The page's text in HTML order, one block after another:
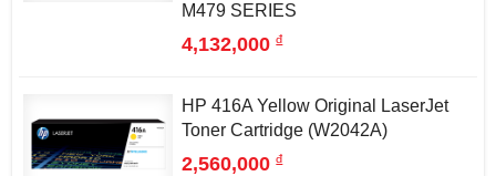
M479 SERIES
4,132,000đ
HP 416A Yellow Original LaserJet
Toner Cartridge (W2042A)
2,560,000đ